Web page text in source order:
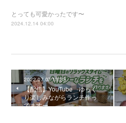
とっても可愛かったです〜
2024.12.14 04:00
2022.07.07 13:33
【配信】YouTube ゆっく
り楽しみながらランチ作っ
てますー